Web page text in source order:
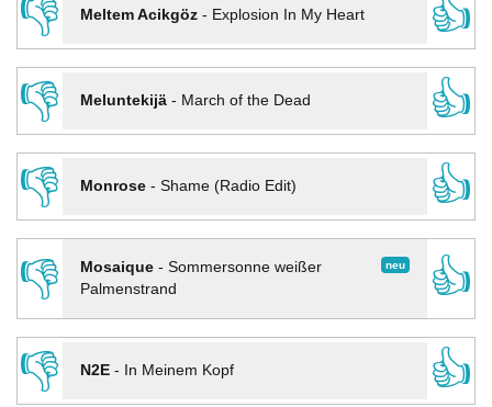
👎
Meltem Acikgöz- Explosion In My Heart
👍
👎
Meluntekijä- March of the Dead
👍
👎
Monrose- Shame (Radio Edit)
👍
👎
neu
Mosaique- Sommersonne weißer
Palmenstrand
👍
👎
N2E- In Meinem Kopf
👍